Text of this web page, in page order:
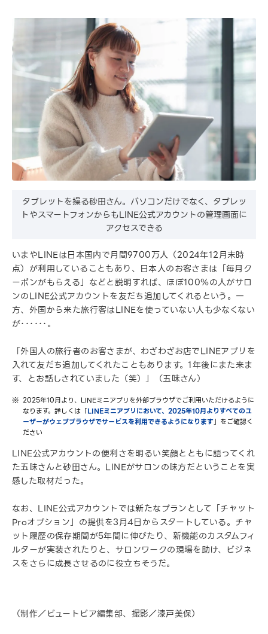
タブレットを操る砂田さん。パソコンだけでなく、タブレッ
トやスマートフォンからもLINE公式アカウントの管理画面に
アクセスできる
いまやLINEは日本国内で月間9700万人（2024年12月末時
点）が利用していることもあり、日本人のお客さまは「毎月ク
ーポンがもらえる」などと説明すれば、ほぼ100％の人がサロ
ンのLINE公式アカウントを友だち追加してくれるという。一
方、外国から来た旅行客はLINEを使っていない人も少なくない
が･･････。
「外国人の旅行者のお客さまが、わざわざお店でLINEアプリを
入れて友だち追加してくれたこともあります。1年後にまた来ま
す、とお話しされていました（笑）」（五味さん）
2025年10月より、LINEミニアプリを外部ブラウザでご利用いただけるように
なります。詳しくは「LINEミニアプリにおいて、2025年10月よりすべてのユ
ーザーがウェブブラウザでサービスを利用できるようになります」をご確認く
ださい
LINE公式アカウントの便利さを明るい笑顔とともに語ってくれ
た五味さんと砂田さん。LINEがサロンの味方だということを実
感した取材だった。
なお、LINE公式アカウントでは新たなプランとして「チャット
Proオプション」の提供を3月4日からスタートしている。チャ
ット履歴の保存期間が5年間に伸びたり、新機能のカスタムフィ
ルターが実装されたりと、サロンワークの現場を助け、ビジネ
スをさらに成長させるのに役立ちそうだ。
（制作／ビュートピア編集部、撮影／漆戸美保）